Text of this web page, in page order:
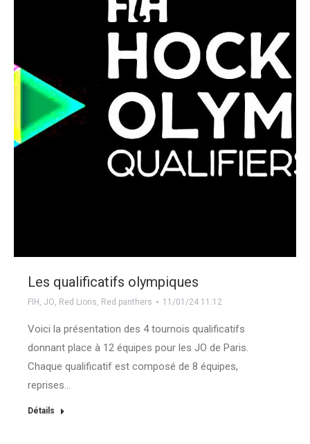
Les qualificatifs olympiques
FIH , JO, Red Lions, Red panthers 11/01/24 11:12
Voici la présentation des 4 tournois qualificatifs
donnant place à 12 équipes pour les JO de Paris.
Chaque qualificatif est composé de 8 équipes,
reprises…
Détails